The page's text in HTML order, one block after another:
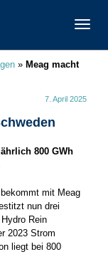
» Meag macht
7. April 2025
800 GWh
mit Meag
nun drei
Rein
2023 Strom
liegt bei 800